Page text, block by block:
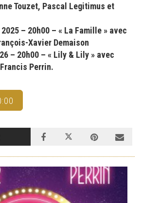
Touzet, Pascal Legitimus et
– 20h00 – « La Famille » avec
Xavier Demaison
– 20h00 – « Lily & Lily » avec
Perrin.